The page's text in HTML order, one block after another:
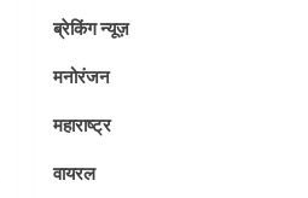
ब्रेकिंग न्यूज़
मनोरंजन
महाराष्ट्र
वायरल